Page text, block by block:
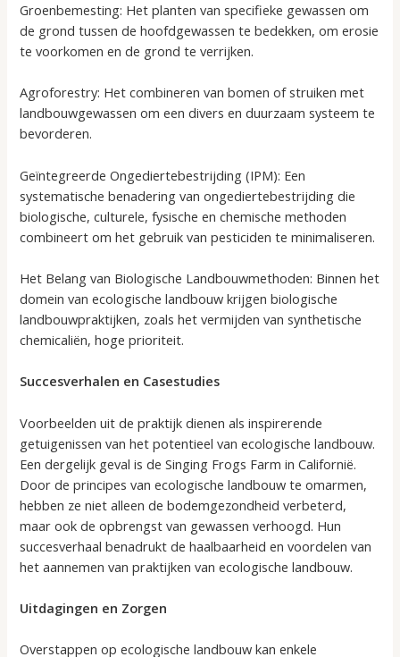
Groenbemesting: Het planten van specifieke gewassen om
de grond tussen de hoofdgewassen te bedekken, om erosie
te voorkomen en de grond te verrijken.
Agroforestry: Het combineren van bomen of struiken met
landbouwgewassen om een divers en duurzaam systeem te
bevorderen.
Geïntegreerde Ongediertebestrijding (IPM): Een
systematische benadering van ongediertebestrijding die
biologische, culturele, fysische en chemische methoden
combineert om het gebruik van pesticiden te minimaliseren.
Het Belang van Biologische Landbouwmethoden: Binnen het
domein van ecologische landbouw krijgen biologische
landbouwpraktijken, zoals het vermijden van synthetische
chemicaliën, hoge prioriteit.
Succesverhalen en Casestudies
Voorbeelden uit de praktijk dienen als inspirerende
getuigenissen van het potentieel van ecologische landbouw.
Een dergelijk geval is de Singing Frogs Farm in Californië.
Door de principes van ecologische landbouw te omarmen,
hebben ze niet alleen de bodemgezondheid verbeterd,
maar ook de opbrengst van gewassen verhoogd. Hun
succesverhaal benadrukt de haalbaarheid en voordelen van
het aannemen van praktijken van ecologische landbouw.
Uitdagingen en Zorgen
Overstappen op ecologische landbouw kan enkele